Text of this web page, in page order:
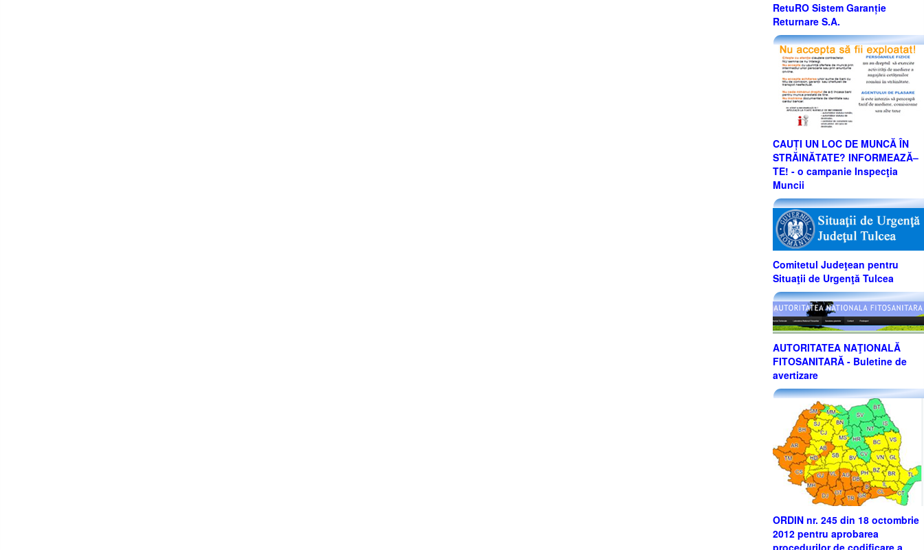
RetuRO Sistem Garanție
Returnare S.A.
CAUȚI UN LOC DE MUNCĂ ÎN
STRĂINĂTATE? INFORMEAZĂ–
TE! - o campanie Inspecţia
Muncii
Comitetul Judeţean pentru
Situaţii de Urgenţă Tulcea
AUTORITATEA NAŢIONALĂ
FITOSANITARĂ - Buletine de
avertizare
ORDIN nr. 245 din 18 octombrie
2012 pentru aprobarea